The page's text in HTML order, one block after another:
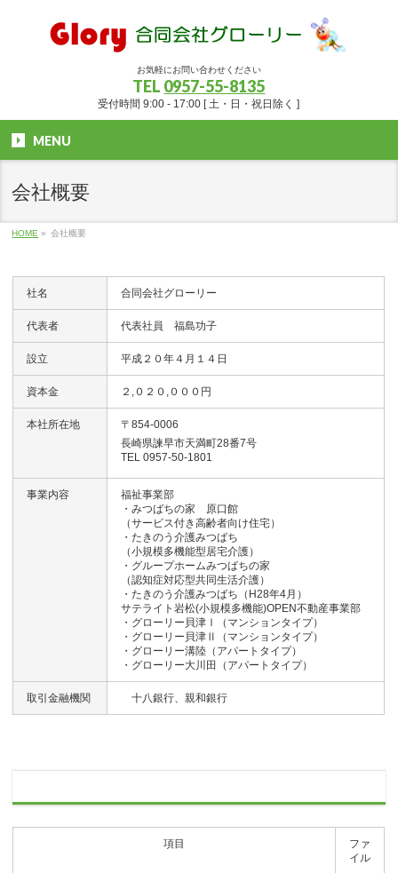
お気軽にお問い合わせください
TEL 0957-55-8135
受付時間 9:00 - 17:00 [ 土・日・祝日除く ]
MENU
会社概要
HOME » 会社概要
社名 合同会社グローリー
代表者 代表社員 福島功子
設立 平成２０年４月１４日
資本金 ２,０２０,０００円
本社所在地
〒854-0006
長崎県諫早市天満町28番7号
TEL 0957-50-1801
事業内容
福祉事業部
・みつばちの家 原口館
（サービス付き高齢者向け住宅）
・たきのう介護みつばち
（小規模多機能型居宅介護）
・グループホームみつばちの家
（認知症対応型共同生活介護）
・たきのう介護みつばち（H28年4月）
サテライト岩松(小規模多機能)OPEN不動産事業部
・グローリー貝津Ⅰ（マンションタイプ）
・グローリー貝津Ⅱ（マンションタイプ）
・グローリー溝陸（アパートタイプ）
・グローリー大川田（アパートタイプ）
取引金融機関 十八銀行、親和銀行
項目
ファ
イル